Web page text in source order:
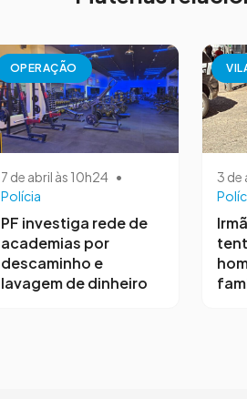
OPERAÇÃO
7 de abril às 10h24 •
Polícia
PF investiga rede de
academias por
descaminho e
lavagem de dinheiro
3 de